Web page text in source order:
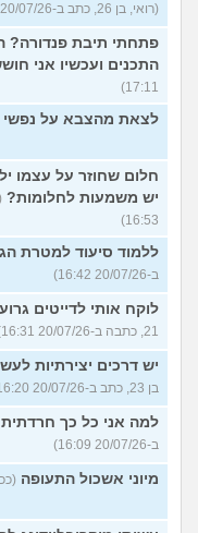
(רואי, בן 26, כתב ב-20/07/26 17:22)
פתחתי תיבת פנדורה?
התכנים ועכשיו אני
17:11)
לצאת מהצבא על נפשי
חלום שחוזר על עצמו
יש משמעות לחלומות?
16:53)
ללמוד סיעוד למטרת
ב-20/07/26 16:42)
לוקח אותי לדייטים
21, כתבה ב-20/07/26 16:31)
יש דרכים יצירתיות
בן 23, כתב ב-20/07/26 16:20)
למה אני כל כך
ב-20/07/26 16:09)
מיוני אשכול התעופה (ככככ, בן